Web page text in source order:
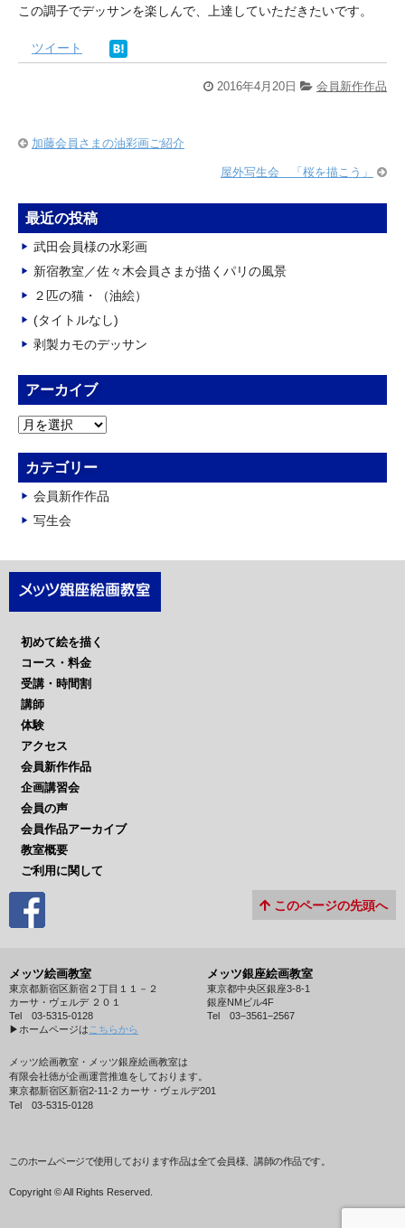
この調子でデッサンを楽しんで、上達していただきたいです。
ツイート
2016年4月20日 会員新作作品
加藤会員さまの油彩画ご紹介
屋外写生会 「桜を描こう」
最近の投稿
武田会員様の水彩画
新宿教室／佐々木会員さまが描くパリの風景
２匹の猫・（油絵）
(タイトルなし)
剥製カモのデッサン
アーカイブ
ア
カ
イ
ブ
カテゴリー
会員新作作品
写生会
初めて絵を描く
コース・料金
受講・時間割
講師
体験
アクセス
会員新作作品
企画講習会
会員の声
会員作品アーカイブ
教室概要
ご利用に関して
このページの先頭へ
メッツ絵画教室
東京都新宿区新宿２丁目１１－２
カーサ・ヴェルデ ２０１
Tel 03-5315-0128
▶︎ホームページは こちらから
メッツ銀座絵画教室
東京都中央区銀座3-8-1
銀座NMビル4F
Tel 03−3561−2567
メッツ絵画教室・メッツ銀座絵画教室は
有限会社徳が企画運営推進をしております。
東京都新宿区新宿2-11-2 カーサ・ヴェルデ201
Tel 03-5315-0128
このホームページで使用しております作品は全て会員様、講師の作品です。
Copyright © All Rights Reserved.